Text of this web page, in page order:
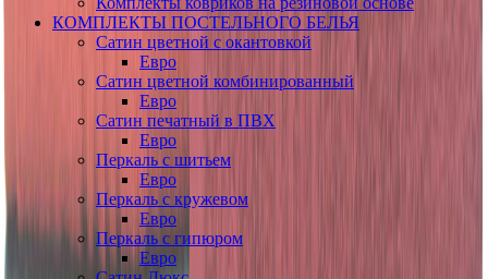
КОМПЛЕКТЫ ПОСТЕЛЬНОГО БЕЛЬЯ
Сатин цветной с окантовкой
Евро
Сатин цветной комбинированный
Евро
Сатин печатный в ПВХ
Евро
Перкаль с шитьем
Евро
Перкаль с кружевом
Евро
Перкаль с гипюром
Евро